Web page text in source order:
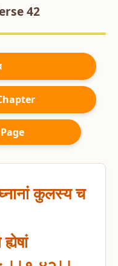
42
कुलस्य च